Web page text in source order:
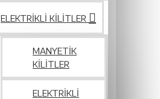
ELEKTRIKLI KILITLER
MANYETIK
KILITLER
ELEKTRIKLI